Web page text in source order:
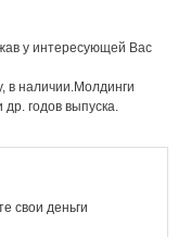
у интересующей Вас
в наличии.Молдинги
годов выпуска.
свои деньги